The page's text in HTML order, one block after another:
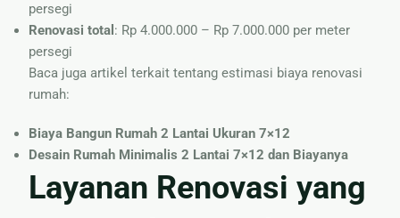
persegi
Renovasi total : Rp 4.000.000 – Rp 7.000.000 per meter
persegi
Baca juga artikel terkait tentang estimasi biaya renovasi
rumah:
Biaya Bangun Rumah 2 Lantai Ukuran 7×12
Desain Rumah Minimalis 2 Lantai 7×12 dan Biayanya
Layanan Renovasi yang